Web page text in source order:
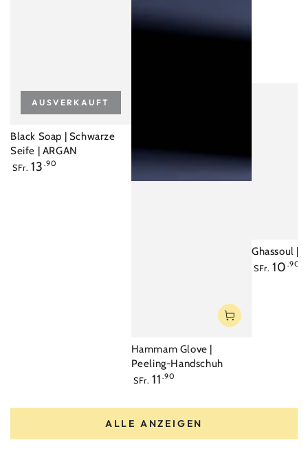
Black Soap | Schwarze
Seife | ARGAN
Regulärer
SFr. 13 .90
AUSVERKAUFT
Hammam Glove |
Peeling-Handschuh
Regulärer
SFr. 11 .90
Ghassoul |
Regulärer
SFr. 10 .90
ALLE ANZEIGEN